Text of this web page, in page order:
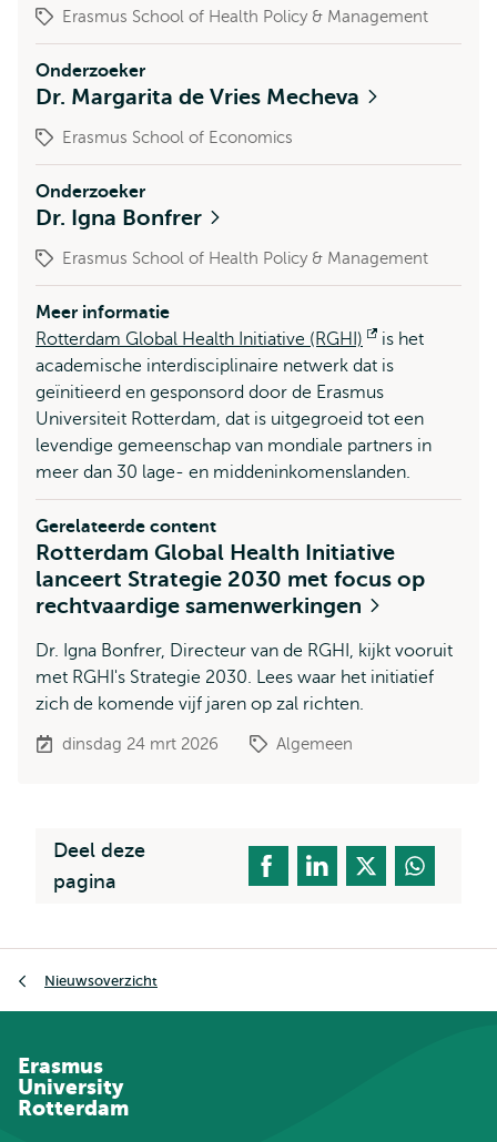
Erasmus School of Health Policy & Management
Onderzoeker
Dr. Margarita de Vries Mecheva
Erasmus School of Economics
Onderzoeker
Dr. Igna Bonfrer
Erasmus School of Health Policy & Management
Meer informatie
Rotterdam Global Health Initiative (RGHI)
Opent
extern
is het
academische interdisciplinaire netwerk dat is
geïnitieerd en gesponsord door de Erasmus
Universiteit Rotterdam, dat is uitgegroeid tot een
levendige gemeenschap van mondiale partners in
meer dan 30 lage- en middeninkomenslanden.
Gerelateerde content
Rotterdam Global Health Initiative
lanceert Strategie 2030 met focus op
rechtvaardige samenwerkingen
Dr. Igna Bonfrer, Directeur van de RGHI, kijkt vooruit
met RGHI's Strategie 2030. Lees waar het initiatief
zich de komende vijf jaren op zal richten.
dinsdag 24 mrt 2026 Algemeen
Deel deze
pagina
Nieuwsoverzicht
Erasmus
University
Rotterdam